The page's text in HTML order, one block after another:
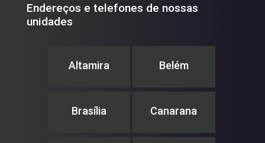
Endereços e telefones de nossas
unidades
Altamira Belém
Brasília Canarana